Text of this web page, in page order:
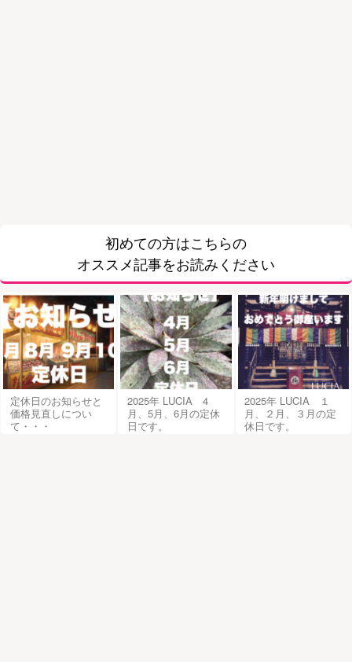
初めての方はこちらの
オススメ記事をお読みください
定休日のお知らせと
価格見直しについ
て・・・
2025年 LUCIA 4
月、5月、6月の定休
日です。
2025年 LUCIA １
月、２月、３月の定
休日です。